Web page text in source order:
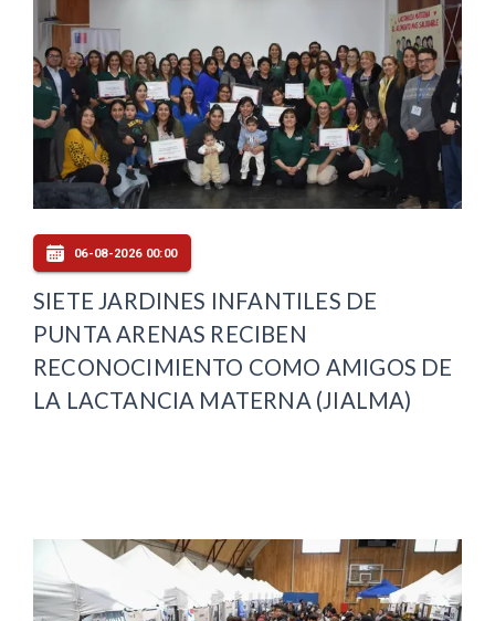
06-08-2026 00:00
SIETE JARDINES INFANTILES DE
PUNTA ARENAS RECIBEN
RECONOCIMIENTO COMO AMIGOS DE
LA LACTANCIA MATERNA (JIALMA)